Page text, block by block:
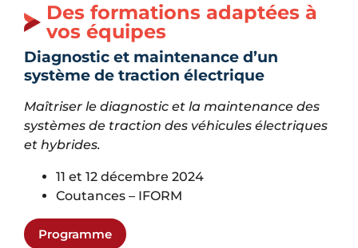
Des formations adaptées à
vos équipes
Diagnostic et maintenance d’un
système de traction électrique
Maîtriser le diagnostic et la maintenance des
systèmes de traction des véhicules électriques
et hybrides.
11 et 12 décembre 2024
Coutances – IFORM
Programme